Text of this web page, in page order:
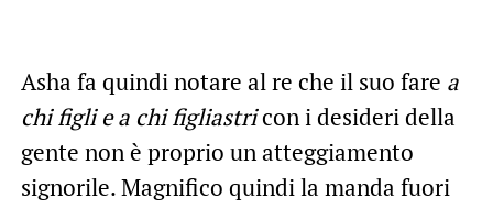
Asha fa quindi notare al re che il suo fare a
chi figli e a chi figliastricon i desideri della
gente non è proprio un atteggiamento
signorile. Magnifico quindi la manda fuori